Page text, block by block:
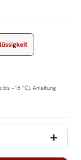
bis −15 °C). Anleitung